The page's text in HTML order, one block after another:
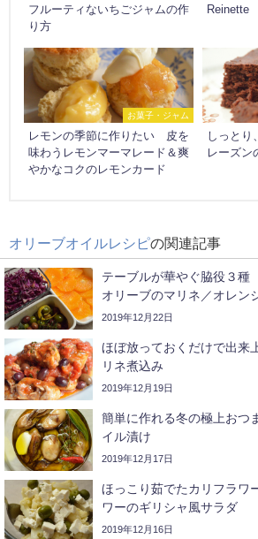
フルーティないちごジャムの作
り方
Reinette
お菓子・ジャム
レモンの季節に作りたい 皮を
味わうレモンマーマレード＆爽
やかなコクのレモンカード
しっと
レーズン
オリーブオイルレシピの関連記事
テーブルが華やぐ脇役３
オリーブのマリネ／オレン
2019年12月22日
ほぼ放っておくだけで出
リネ煮込み
2019年12月19日
簡単に作れる冬の極上お
イル漬け
2019年12月17日
ほっこり茹でたカリフラ
ワーのギリシャ風サラダ
2019年12月16日